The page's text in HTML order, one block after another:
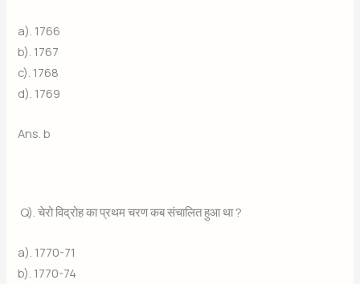
a). 1766
b). 1767
c). 1768
d). 1769
Ans. b
Q). चेरो विद्रोह का प्रथम चरण कब संचालित हुआ था ?
a). 1770-71
b). 1770-74